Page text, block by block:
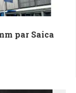
par Saica